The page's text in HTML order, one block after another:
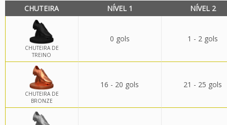
CHUTEIRA NÍVEL 1 NÍVEL 2
CHUTEIRA DE
TREINO
0 gols 1 - 2 gols
CHUTEIRA DE
BRONZE
16 - 20 gols 21 - 25 gols